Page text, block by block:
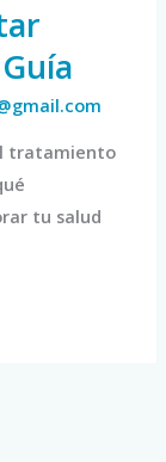
tratamiento
tu salud